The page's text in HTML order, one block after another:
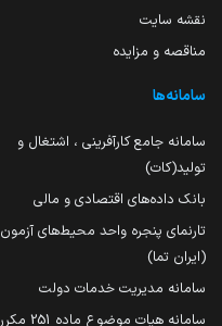
نقشه سایت
مناقصه و مزایده
سامانه‌ها
سامانه جامع کارآفرینی ، اشتغال و
تولید(کات)
بانک داده‌های اقتصادی و مالی
تارنمای پنجره واحد محیط‌های آزمون
(ایران تما)
سامانه مدیریت خدمات دولت
سامانه هیات موضوع ماده 251 مکرر